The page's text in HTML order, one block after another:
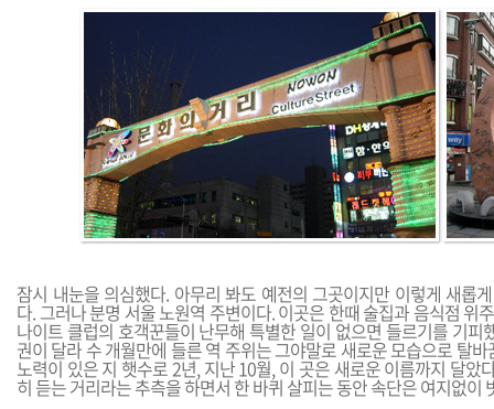
하
기
하
기
잠시 내눈을 의심했다. 아무리 봐도 예전의 그곳이지만 이렇게 새롭
다. 그러나 분명 서울 노원역 주변이다. 이곳은 한때 술집과 음식점 위
나이트 클럽의 호객꾼들이 난무해 특별한 일이 없으면 들르기를 기피
권이 달라 수 개월만에 들른 역 주위는 그야말로 새로운 모습으로 탈
노력이 있은 지 햇수로 2년, 지난 10월, 이 곳은 새로운 이름까지 달았
히 듣는 거리라는 추측을 하면서 한 바퀴 살피는 동안 속단은 여지없이